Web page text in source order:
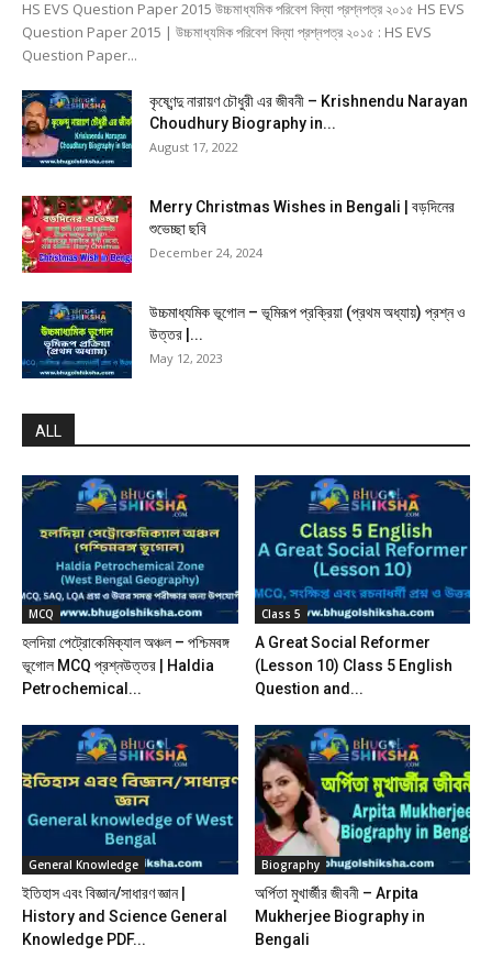
HS EVS Question Paper 2015 উচ্চমাধ্যমিক পরিবেশ বিদ্যা প্রশ্নপত্র ২০১৫ HS EVS
Question Paper 2015 | উচ্চমাধ্যমিক পরিবেশ বিদ্যা প্রশ্নপত্র ২০১৫ : HS EVS
Question Paper...
কৃষ্ণেন্দু নারায়ণ চৌধুরী এর জীবনী – Krishnendu Narayan
Choudhury Biography in...
August 17, 2022
Merry Christmas Wishes in Bengali | বড়দিনের
শুভেচ্ছা ছবি
December 24, 2024
উচ্চমাধ্যমিক ভূগোল – ভূমিরূপ প্রক্রিয়া (প্রথম অধ্যায়) প্রশ্ন ও
উত্তর |...
May 12, 2023
ALL
MCQ
হলদিয়া পেট্রোকেমিক্যাল অঞ্চল – পশ্চিমবঙ্গ
ভূগোল MCQ প্রশ্নউত্তর | Haldia
Petrochemical...
Class 5
A Great Social Reformer
(Lesson 10) Class 5 English
Question and...
General Knowledge
ইতিহাস এবং বিজ্ঞান/সাধারণ জ্ঞান |
History and Science General
Knowledge PDF...
Biography
অর্পিতা মুখার্জীর জীবনী – Arpita
Mukherjee Biography in
Bengali